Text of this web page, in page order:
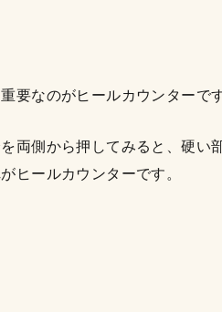
要なのがヒールカウンターで
両側から押してみると、硬い
ヒールカウンターです。